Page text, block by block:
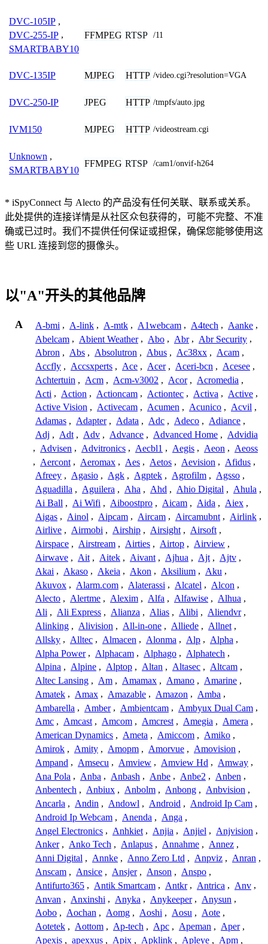
DVC-105IP ,
DVC-255-IP ,
SMARTBABY10
FFMPEG RTSP /11
DVC-135IP MJPEG HTTP /video.cgi?resolution=VGA
DVC-250-IP JPEG HTTP /tmpfs/auto.jpg
IVM150 MJPEG HTTP /videostream.cgi
Unknown ,
SMARTBABY10
FFMPEG RTSP /cam1/onvif-h264
* iSpyConnect 与 Alecto 的产品没有任何关联、联系或关系。
此处提供的连接详情是从社区众包获得的，可能不完整、不准
确或已过时。我们不提供任何保证或担保，确保您能够使用这
些 URL 连接到您的摄像头。
以"A"开头的其他品牌
A A-bmi , A-link , A-mtk , A1webcam , A4tech , Aanke ,
Abelcam , Abient Weather , Abo , Abr , Abr Security ,
Abron , Abs , Absolutron , Abus , Ac38xx , Acam ,
Accfly , Accsxperts , Ace , Acer , Aceri-bcn , Acesee ,
Achtertuin , Acm , Acm-v3002 , Acor , Acromedia ,
Acti , Action , Actioncam , Actiontec , Activa , Active ,
Active Vision , Activecam , Acumen , Acunico , Acvil ,
Adamas , Adapter , Adata , Adc , Adeco , Adiance ,
Adj , Adt , Adv , Advance , Advanced Home , Advidia
, Advisen , Advitronics , Aecbl1 , Aegis , Aeon , Aeoss
, Aercont , Aeromax , Aes , Aetos , Aevision , Afidus ,
Afreey , Agasio , Agk , Agptek , Agrofilm , Agsso ,
Aguadilla , Aguilera , Aha , Ahd , Ahio Digital , Ahula ,
Ai Ball , Ai Wifi , Aiboostpro , Aicam , Aida , Aiex ,
Aigas , Ainol , Aipcam , Aircam , Aircamubnt , Airlink ,
Airlive , Airmobi , Airship , Airsight , Airsoft ,
Airspace , Airstream , Airties , Airtop , Airview ,
Airwave , Ait , Aitek , Aivant , Ajhua , Ajt , Ajtv ,
Akai , Akaso , Akeia , Akon , Aksilium , Aku ,
Akuvox , Alarm.com , Alaterassi , Alcatel , Alcon ,
Alecto , Alertme , Alexim , Alfa , Alfawise , Alhua ,
Ali , Ali Express , Alianza , Alias , Alibi , Aliendvr ,
Alinking , Alivision , All-in-one , Alliede , Allnet ,
Allsky , Alltec , Almacen , Alonma , Alp , Alpha ,
Alpha Power , Alphacam , Alphago , Alphatech ,
Alpina , Alpine , Alptop , Altan , Altasec , Altcam ,
Altec Lansing , Am , Amamax , Amano , Amarine ,
Amatek , Amax , Amazable , Amazon , Amba ,
Ambarella , Amber , Ambientcam , Ambyux Dual Cam ,
Amc , Amcast , Amcom , Amcrest , Amegia , Amera ,
American Dynamics , Ameta , Amiccom , Amiko ,
Amirok , Amity , Amopm , Amorvue , Amovision ,
Ampand , Amsecu , Amview , Amview Hd , Amway ,
Ana Pola , Anba , Anbash , Anbe , Anbe2 , Anben ,
Anbentech , Anbiux , Anbolm , Anbong , Anbvision ,
Ancarla , Andin , Andowl , Android , Android Ip Cam ,
Android Ip Webcam , Anenda , Anga ,
Angel Electronics , Anhkiet , Anjia , Anjiel , Anjvision ,
Anker , Anko Tech , Anlapus , Annahme , Annez ,
Anni Digital , Annke , Anno Zero Ltd , Anpviz , Anran ,
Anscam , Ansice , Ansjer , Anson , Anspo ,
Antifurto365 , Antik Smartcam , Antkr , Antrica , Anv ,
Anvan , Anxinshi , Anyka , Anykeeper , Anysun ,
Aobo , Aochan , Aomg , Aoshi , Aosu , Aote ,
Aotetek , Aottom , Ap-tech , Apc , Apeman , Aper ,
Apexis , apexxus , Apix , Apklink , Apleye , Apm ,